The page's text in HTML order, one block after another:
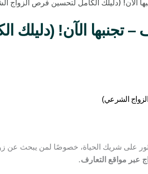
– تجنبها الآن!
على شريك الحياة، خصوصًا لمن يبحث عن
عبر مواقع التعارف.